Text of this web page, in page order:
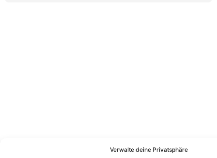
Verwalte deine Privatsphäre